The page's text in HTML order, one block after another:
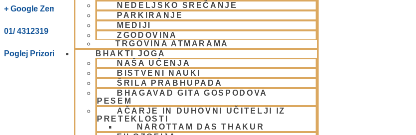
NEDELJSKO SREČANJE
PARKIRANJE
MEDIJI
ZGODOVINA
TRGOVINA ATMARAMA
BHAKTI JOGA
NAŠA UČENJA
BISTVENI NAUKI
ŠRILA PRABHUPADA
BHAGAVAD GITA GOSPODOVA
PESEM
AČARJE IN DUHOVNI UČITELJI IZ
PRETEKLOSTI
NAROTTAM DAS THAKUR
+ Google Zemljevidi
01/ 4312319
Poglej Prizorišče spletno stran